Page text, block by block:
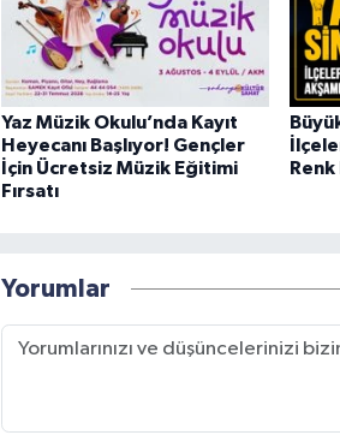
Yaz Müzik Okulu’nda Kayıt
Heyecanı Başlıyor! Gençler
İçin Ücretsiz Müzik Eğitimi
Fırsatı
Yorumlar